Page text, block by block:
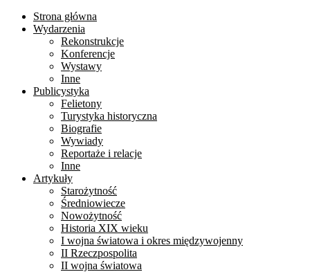
Strona główna
Wydarzenia
Rekonstrukcje
Konferencje
Wystawy
Inne
Publicystyka
Felietony
Turystyka historyczna
Biografie
Wywiady
Reportaże i relacje
Inne
Artykuły
Starożytność
Średniowiecze
Nowożytność
Historia XIX wieku
I wojna światowa i okres międzywojenny
II Rzeczpospolita
II wojna światowa